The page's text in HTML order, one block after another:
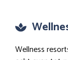
Wellness